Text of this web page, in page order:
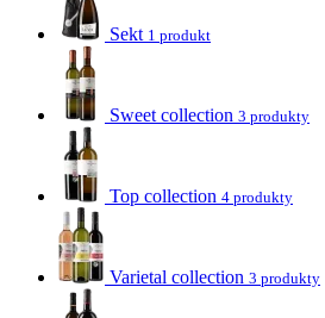
Sekt 1 produkt
Sweet collection 3 produkty
Top collection 4 produkty
Varietal collection 3 produkty